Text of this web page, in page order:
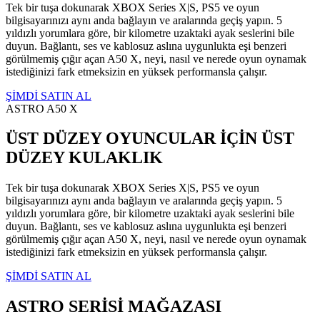
Tek bir tuşa dokunarak XBOX Series X|S, PS5 ve oyun
bilgisayarınızı aynı anda bağlayın ve aralarında geçiş yapın. 5
yıldızlı yorumlara göre, bir kilometre uzaktaki ayak seslerini bile
duyun. Bağlantı, ses ve kablosuz aslına uygunlukta eşi benzeri
görülmemiş çığır açan A50 X, neyi, nasıl ve nerede oyun oynamak
istediğinizi fark etmeksizin en yüksek performansla çalışır.
ŞİMDİ SATIN AL
ASTRO A50 X
ÜST DÜZEY OYUNCULAR İÇİN ÜST
DÜZEY KULAKLIK
Tek bir tuşa dokunarak XBOX Series X|S, PS5 ve oyun
bilgisayarınızı aynı anda bağlayın ve aralarında geçiş yapın. 5
yıldızlı yorumlara göre, bir kilometre uzaktaki ayak seslerini bile
duyun. Bağlantı, ses ve kablosuz aslına uygunlukta eşi benzeri
görülmemiş çığır açan A50 X, neyi, nasıl ve nerede oyun oynamak
istediğinizi fark etmeksizin en yüksek performansla çalışır.
ŞİMDİ SATIN AL
ASTRO SERİSİ MAĞAZASI